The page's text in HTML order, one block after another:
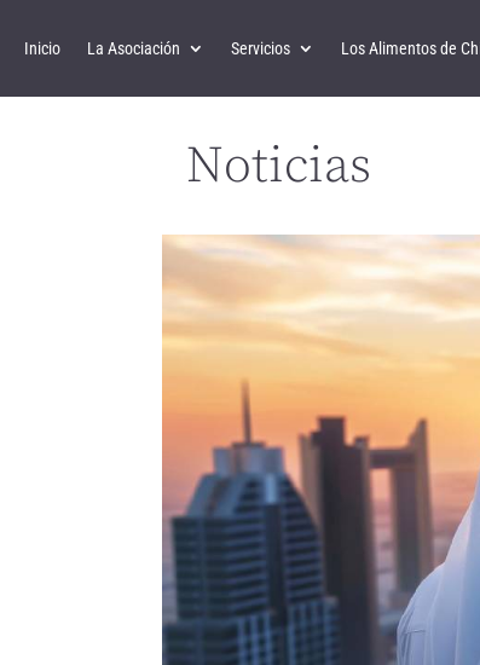
Inicio La Asociación Servicios Los Alimentos de
Noticias